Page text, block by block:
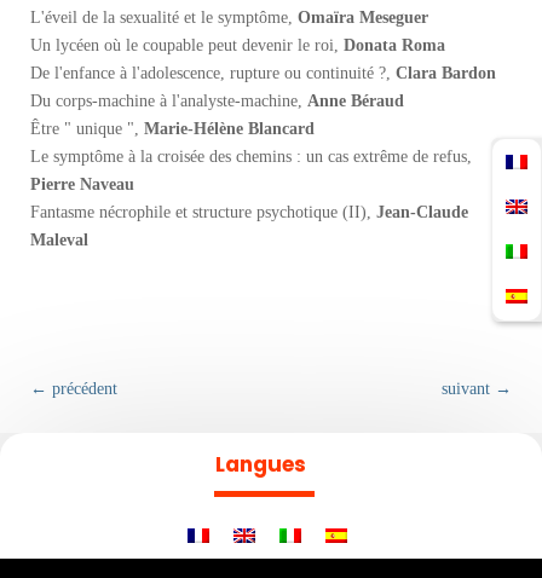
L'éveil de la sexualité et le symptôme, Omaïra Meseguer
Un lycéen où le coupable peut devenir le roi, Donata Roma
De l'enfance à l'adolescence, rupture ou continuité ?, Clara Bardon
Du corps-machine à l'analyste-machine, Anne Béraud
Être " unique ", Marie-Hélène Blancard
Le symptôme à la croisée des chemins : un cas extrême de refus,
Pierre Naveau
Fantasme nécrophile et structure psychotique (II), Jean-Claude
Maleval
← précédent suivant →
Langues